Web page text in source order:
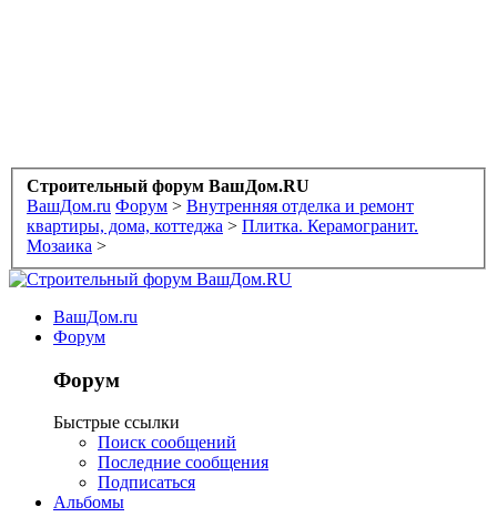
Строительный форум ВашДом.RU
ВашДом.ru Форум > Внутренняя отделка и ремонт
квартиры, дома, коттеджа > Плитка. Керамогранит.
Мозаика >
ВашДом.ru
Форум
Форум
Быстрые ссылки
Поиск сообщений
Последние сообщения
Подписаться
Альбомы